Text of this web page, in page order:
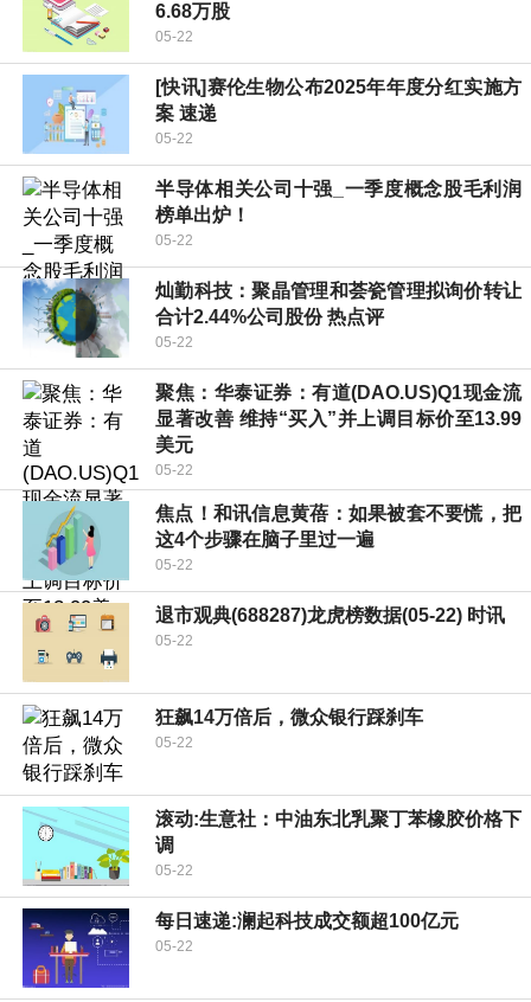
6.68万股
05-22
[快讯]赛伦生物公布2025年年度分红实施方
案 速递
05-22
半导体相关公司十强_一季度概念股毛利润
榜单出炉！
05-22
灿勤科技：聚晶管理和荟瓷管理拟询价转让
合计2.44%公司股份 热点评
05-22
聚焦：华泰证券：有道(DAO.US)Q1现金流
显著改善 维持“买入”并上调目标价至13.99
美元
05-22
焦点！和讯信息黄蓓：如果被套不要慌，把
这4个步骤在脑子里过一遍
05-22
退市观典(688287)龙虎榜数据(05-22) 时讯
05-22
狂飙14万倍后，微众银行踩刹车
05-22
滚动:生意社：中油东北乳聚丁苯橡胶价格下
调
05-22
每日速递:澜起科技成交额超100亿元
05-22